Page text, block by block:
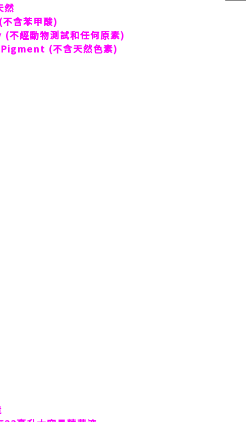
然
不含苯甲酸)
(不經動物測試和任何原素)
(不含天然色素)